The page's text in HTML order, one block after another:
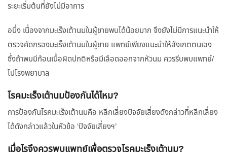
ระยะเริ่มต้นที่ยังไม่มีอาการ
อนึ่ง เนื่องจากมะเร็งเต้านมในผู้ชายพบได้น้อยมาก จึงยังไม่มีการแนะนำให้
ตรวจคัดกรองมะเร็งเต้านมในผู้ชาย แพทย์เพียงแนะนำให้สังเกตตนเอง
ซึ่งถ้าพบมีก้อนเนื้อผิดปกติหรือมีเลือดออกจากหัวนม ควรรีบพบแพทย์/
ไปโรงพยาบาล
โรคมะเร็งเต้านมป้องกันได้ไหม?
การป้องกันโรคมะเร็งเต้านมคือ หลีกเลี่ยงปัจจัยเสี่ยงดังกล่าวที่หลีกเลี่ยง
ได้ดังกล่าวแล้วในหัวข้อ ‘ปัจจัยเสี่ยงฯ’
เมื่อไรจึงควรพบแพทย์เพื่อตรวจโรคมะเร็งเต้านม?